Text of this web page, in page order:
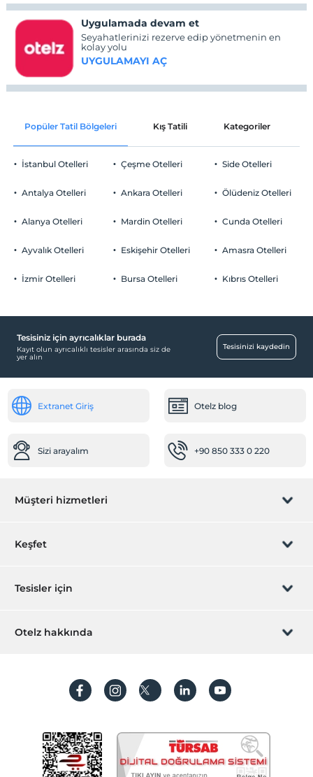
Uygulamada devam et
Seyahatlerinizi rezerve edip yönetmenin en
kolay yolu
UYGULAMAYI AÇ
Popüler Tatil Bölgeleri Kış Tatili Kategoriler
İstanbul Otelleri
Antalya Otelleri
Alanya Otelleri
Ayvalık Otelleri
İzmir Otelleri
Çeşme Otelleri
Ankara Otelleri
Mardin Otelleri
Eskişehir Otelleri
Bursa Otelleri
Side Otelleri
Ölüdeniz Otelleri
Cunda Otelleri
Amasra Otelleri
Kıbrıs Otelleri
Tesisiniz için ayrıcalıklar burada
Kayıt olun ayrıcalıklı tesisler arasında siz de
yer alın
Tesisinizi kaydedin
Extranet Giriş Otelz blog
Sizi arayalım +90 850 333 0 220
Müşteri hizmetleri
Rezervasyon yönet
Sıkça sorulan sorular
İşlem rehberi
Keşfet
Hediye Kart
Hesap oluştur
Tesisler için
Hemen tesisinizi ekleyin
Otelz hakkında
Koşullar ve şartlar